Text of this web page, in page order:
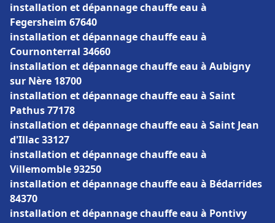
installation et dépannage chauffe eau à
Fegersheim 67640
installation et dépannage chauffe eau à
Cournonterral 34660
installation et dépannage chauffe eau à Aubigny
sur Nère 18700
installation et dépannage chauffe eau à Saint
Pathus 77178
installation et dépannage chauffe eau à Saint Jean
d'Illac 33127
installation et dépannage chauffe eau à
Villemomble 93250
installation et dépannage chauffe eau à Bédarrides
84370
installation et dépannage chauffe eau à Pontivy